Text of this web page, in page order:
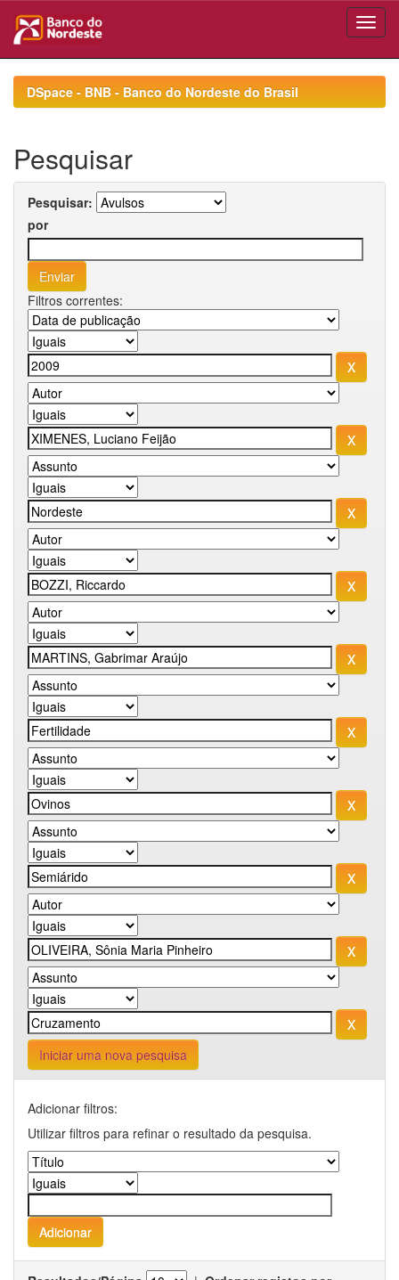
navigationDSpace - BNB - Banco do Nordeste do Brasil
Pesquisar
Pesquisar:
por
Filtros correntes:
Iniciar uma nova pesquisa
Adicionar filtros:
Utilizar filtros para refinar o resultado da pesquisa.